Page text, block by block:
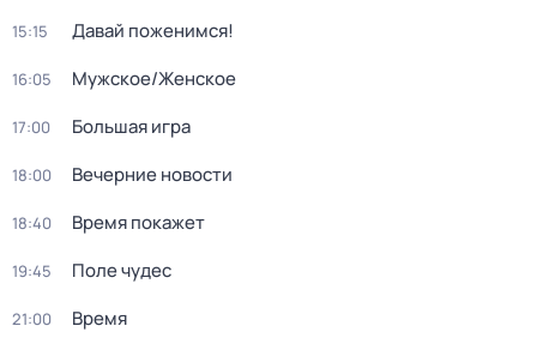
15:15 Давай поженимся!
16:05 Мужское/Женское
17:00 Большая игра
18:00 Вечерние новости
18:40 Время покажет
19:45 Поле чудес
21:00 Время